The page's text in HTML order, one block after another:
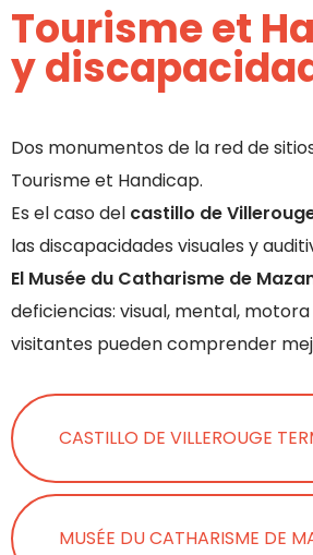
Tourisme et
y
Dos monumentos de la red de
Tourisme et Handicap.
Es el caso del castillo de
las discapacidades visuales y
El Musée du Catharisme de
deficiencias: visual, mental,
visitantes pueden comprender
CASTILLO DE VILLEROUGE
MUSÉE DU CATHARISME DE